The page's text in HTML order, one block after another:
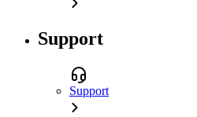
Support
Support